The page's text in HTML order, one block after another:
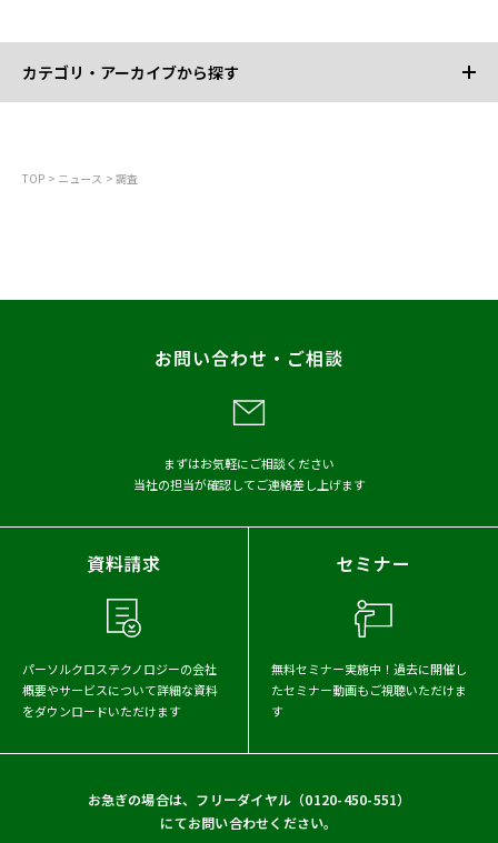
カテゴリ・アーカイブから探す
レポート
2023年
2021年
2020年
2017年
TOP ニュース 調査
お問い合わせ・ご相談
まずはお気軽にご相談ください
当社の担当が確認してご連絡差し上げます
資料請求
パーソルクロステクノロジーの会社
概要やサービスについて詳細な資料
をダウンロードいただけます
セミナー
無料セミナー実施中！ 過去に開催し
たセミナー動画もご視聴いただけま
す
お急ぎの場合は、フリーダイヤル（0120-450-551）
にてお問い合わせください。